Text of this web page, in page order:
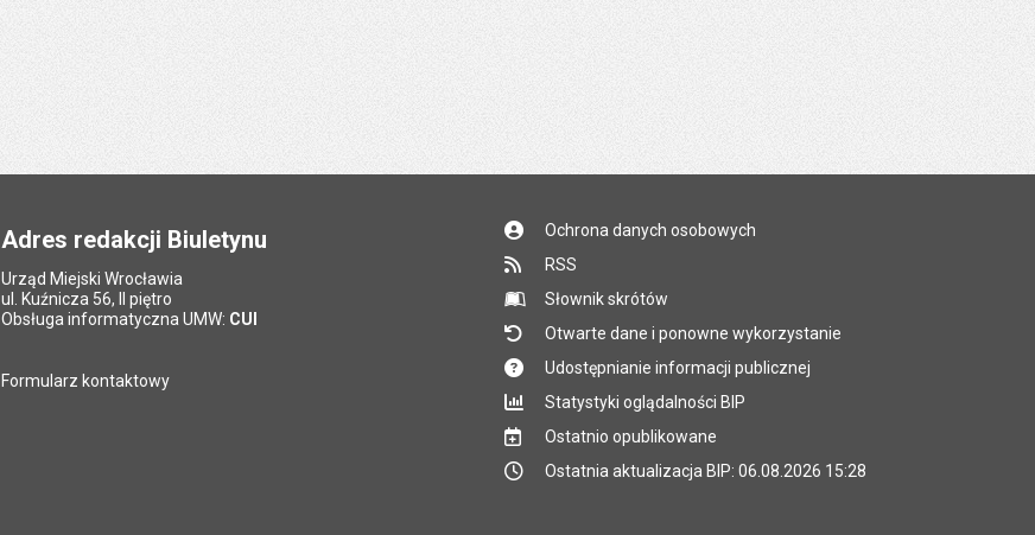
Adres redakcji Biuletynu
Urząd Miejski Wrocławia
ul. Kuźnicza 56, II piętro
Obsługa informatyczna UMW: CUI
Formularz kontaktowy
Ochrona danych osobowych
RSS
Słownik skrótów
Otwarte dane i ponowne wykorzystanie
Udostępnianie informacji publicznej
Statystyki oglądalności BIP
Ostatnio opublikowane
Ostatnia aktualizacja BIP: 06.08.2026 15:28